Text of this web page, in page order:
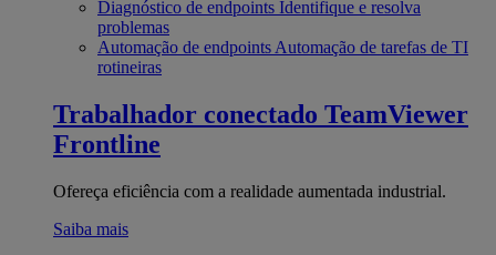
Diagnóstico de endpoints Identifique e resolva
problemas
Automação de endpoints Automação de tarefas de TI
rotineiras
Trabalhador conectado TeamViewer
Frontline
Ofereça eficiência com a realidade aumentada industrial.
Saiba mais